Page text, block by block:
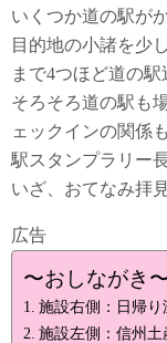
いくつか道の駅が
目的地の小諸を少
まで4つほど道の
そろそろ道の駅も
ェックインの関係
駅スタンプラリー
いざ、おてなみ拝見
広告
〜おしながき
施設右側：日帰り
施設左側：信州